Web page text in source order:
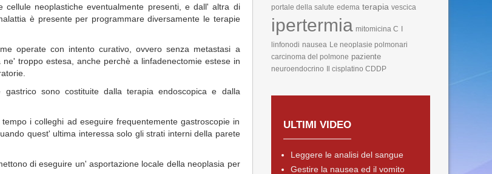
neoplastiche eventualmente presenti, e dall' altra di
è presente per programmare diversamente le terapie
operate con intento curativo, ovvero senza metastasi a
troppo estesa, anche perchè a linfadenectomie estese in
sono costituite dalla terapia endoscopica e dalla
i colleghi ad eseguire frequentemente gastroscopie in
quest' ultima interessa solo gli strati interni della parete
di eseguire un' asportazione locale della neoplasia per
portale della salute edema terapia vescica
ipertermia mitomicina C
linfonodi nausea Le neoplasie polmonari
carcinoma del polmone paziente
neuroendocrino Il cisplatino CDDP
ULTIMI VIDEO
Leggere le analisi del sangue
Gestire la nausea ed il vomito